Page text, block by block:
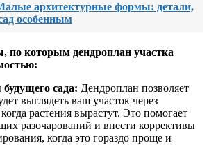
архитектурные формы: детали,
особенным
по которым дендроплан участка
сада: Дендроплан позволяет
выглядеть ваш участок через
растения вырастут. Это помогает
разочарований и внести коррективы
когда это гораздо проще и